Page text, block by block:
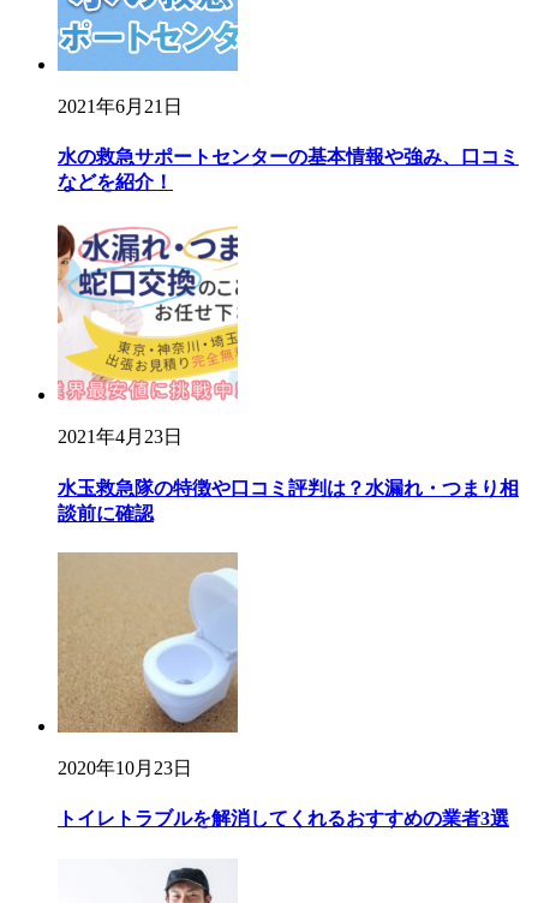
2021年6月21日
水の救急サポートセンターの基本情報や強み、口コミ
などを紹介！
2021年4月23日
水玉救急隊の特徴や口コミ評判は？水漏れ・つまり相
談前に確認
2020年10月23日
トイレトラブルを解消してくれるおすすめの業者3選